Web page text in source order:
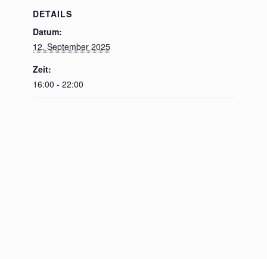
DETAILS
Datum:
12. September 2025
Zeit:
16:00 - 22:00